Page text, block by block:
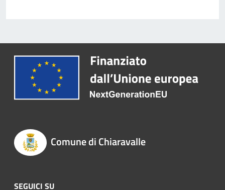
Comune di Chiaravalle
SEGUICI SU